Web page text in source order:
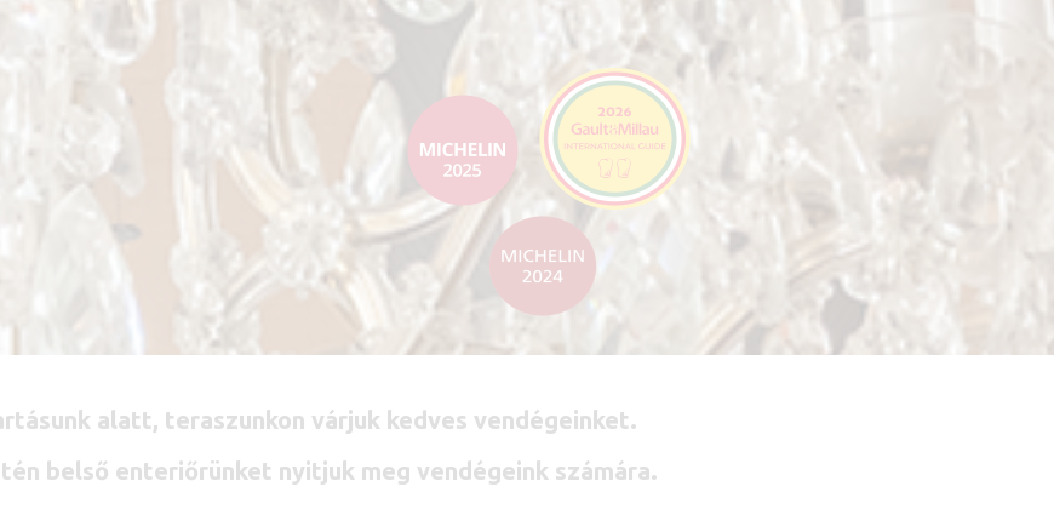
alatt, teraszunkon várjuk kedves vendégeinket.​
belső enteriőrünket nyitjuk meg vendégeink számára.